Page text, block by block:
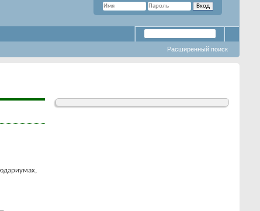
Расширенный поиск